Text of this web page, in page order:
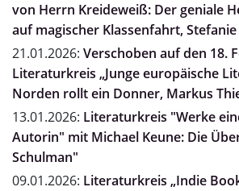
von Herrn Kreideweiß: Der geniale
auf magischer Klassenfahrt,
21.01.2026: Verschoben auf den 18.
Literaturkreis „Junge europäische
Norden rollt ein Donner, Markus
13.01.2026: Literaturkreis "Werke
Autorin" mit Michael Keune: Die
Schulman"
09.01.2026: Literaturkreis „Indie